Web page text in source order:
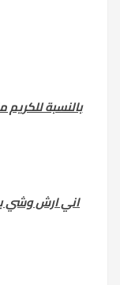
بالنسبة
اني ارش وشي